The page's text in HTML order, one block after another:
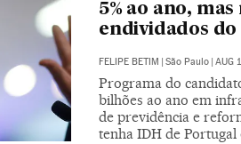
5% ao ano,
endividados do
FELIPE BETIM São Paulo AUG
Programa do
bilhões ao ano em
de previdência e
tenha IDH de Portugal